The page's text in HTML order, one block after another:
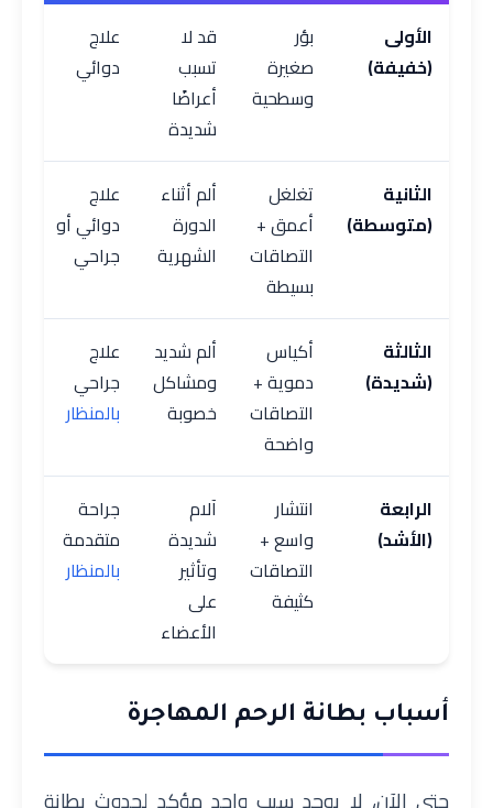
الأولى
(خفيفة)
بؤر
صغيرة
وسطحية
قد لا
تسبب
أعراضًا
شديدة
علاج
دوائي
الثانية
(متوسطة)
تغلغل
أعمق +
التصاقات
بسيطة
ألم أثناء
الدورة
الشهرية
علاج
دوائي أو
جراحي
الثالثة
(شديدة)
أكياس
دموية +
التصاقات
واضحة
ألم شديد
ومشاكل
خصوبة
علاج
جراحي
بالمنظار
الرابعة
(الأشد)
انتشار
واسع +
التصاقات
كثيفة
آلام
شديدة
وتأثير
على
الأعضاء
جراحة
متقدمة
بالمنظار
أسباب بطانة الرحم المهاجرة